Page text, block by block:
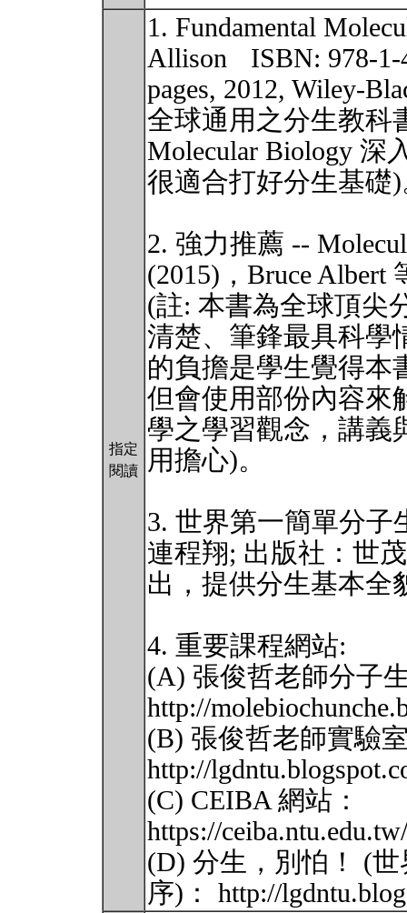
指定
閱讀
1. Fundamental
Allison ISBN: 978-1-
pages, 2012, Wiley-
全球通用之分生教科
Molecular Biology
很適合打好分生基礎
2. 強力推薦 --
(2015)，Bruce
(註: 本書為全球頂尖
清楚、筆鋒最具科學
的負擔是學生覺得本
但會使用部份內容來
學之學習觀念，講義
用擔心)。
3. 世界第一簡單分子
連程翔; 出版社：世
出，提供分生基本全
4. 重要課程網站:
(A) 張俊哲老師分子
http://
(B) 張俊哲老師實驗
http://
(C) CEIBA 網站：
https://
(D) 分生，別怕！ (
序)： http://